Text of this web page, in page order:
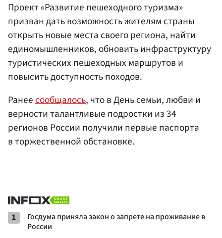
Проект «Развитие пешеходного туризма»
призван дать возможность жителям страны
открыть новые места своего региона, найти
единомышленников, обновить инфраструктуру
туристических пешеходных маршрутов и
повысить доступность походов.
Ранеесообщалось, что в День семьи, любви и
верности талантливые подростки из 34
регионов России получили первые паспорта
в торжественной обстановке.
1
Госдума приняла закон о запрете на проживание в
России